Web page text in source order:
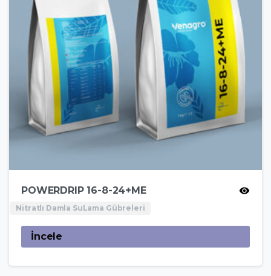
POWERDRIP 16-8-24+ME
Nitratlı Damla SuLama Gübreleri
İncele